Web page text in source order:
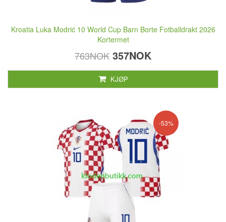
Kroatia Luka Modrić 10 World Cup Barn Borte Fotballdrakt 2026
Kortermet
763NOK 357NOK
KJØP
-53%